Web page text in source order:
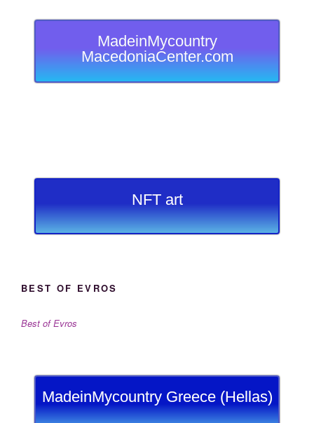
MadeinMycountry
MacedoniaCenter.com
NFT art
BEST OF EVROS
Best of Evros
MadeinMycountry Greece (Hellas)